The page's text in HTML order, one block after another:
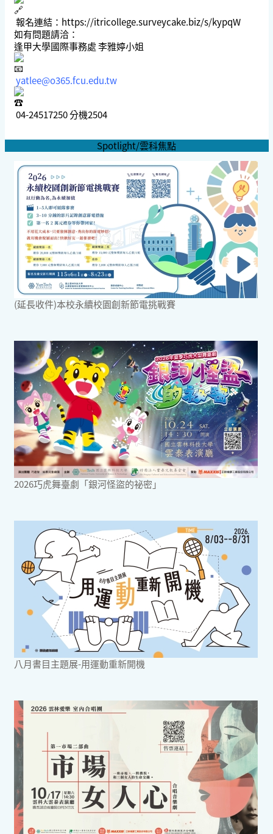
報名連結：https://itricollege.surveycake.biz/s/kypqW
如有問題請洽：
逢甲大學國際事務處 李雅婷小姐
yatlee@o365.fcu.edu.tw
04-24517250 分機2504
Spotlight/雲科焦點
(延長收件)本校永續校園創新節電挑戰賽
2026巧虎舞臺劇「銀河怪盜的祕密」
八月書目主題展-用運動重新開機